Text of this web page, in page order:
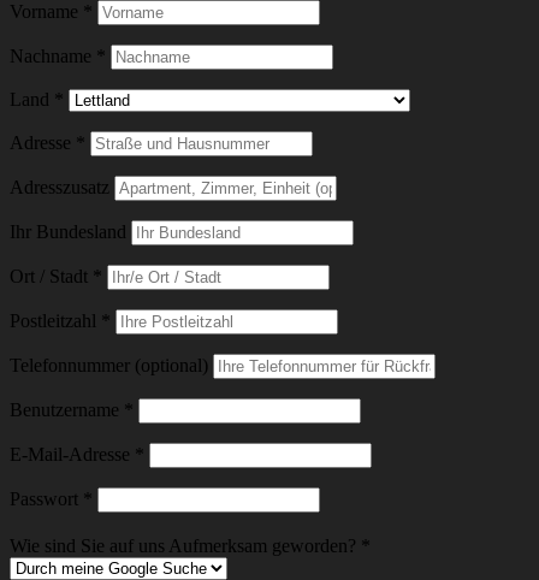
Vorname *
Nachname *
Land *
Adresse *
Adresszusatz
Ihr Bundesland
Ort / Stadt *
Postleitzahl *
Telefonnummer (optional)
Benutzername *
E-Mail-Adresse *
Passwort *
Wie sind Sie auf uns Aufmerksam geworden? *